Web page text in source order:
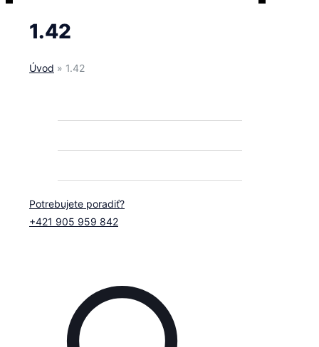
1.42
Úvod » 1.42
Potrebujete poradiť?
+421 905 959 842